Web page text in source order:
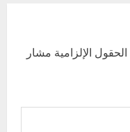
الحقول الإلزامية مشار